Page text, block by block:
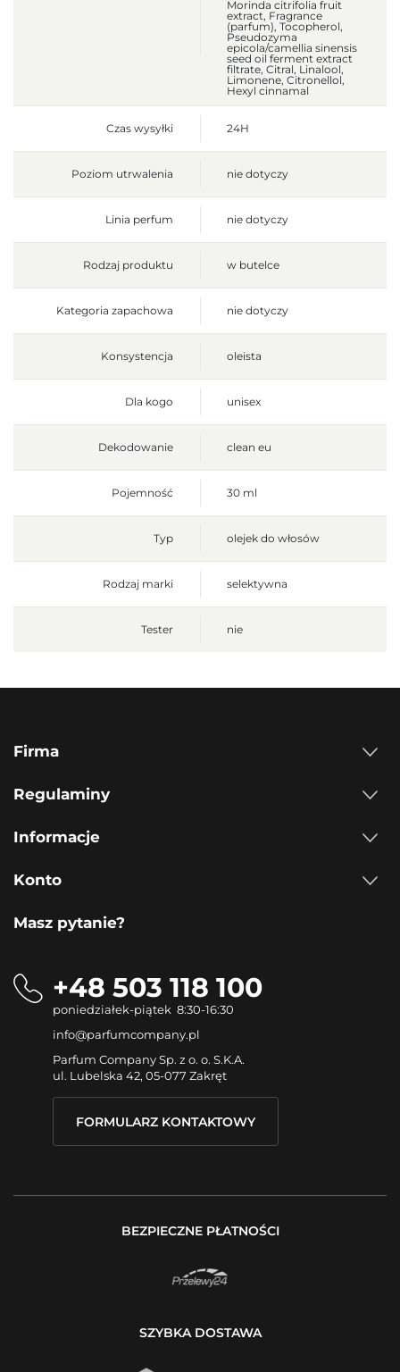
Morinda citrifolia fruit
extract, Fragrance
(parfum), Tocopherol,
Pseudozyma
epicola/camellia sinensis
seed oil ferment extract
filtrate, Citral, Linalool,
Limonene, Citronellol,
Hexyl cinnamal
Czas wysyłki 24H
Poziom utrwalenia nie dotyczy
Linia perfum nie dotyczy
Rodzaj produktu w butelce
Kategoria zapachowa nie dotyczy
Konsystencja oleista
Dla kogo unisex
Dekodowanie clean eu
Pojemność 30 ml
Typ olejek do włosów
Rodzaj marki selektywna
Tester nie
Firma
Regulaminy
Informacje
Konto
Masz pytanie?
+48 503 118 100
poniedziałek-piątek 8:30-16:30
info@parfumcompany.pl
Parfum Company Sp. z o. o. S.K.A.
ul. Lubelska 42, 05-077 Zakręt
FORMULARZ KONTAKTOWY
BEZPIECZNE PŁATNOŚCI
SZYBKA DOSTAWA